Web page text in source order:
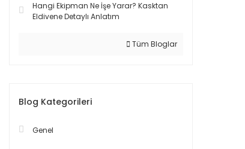
Hangi Ekipman Ne İşe Yarar? Kasktan
Eldivene Detaylı Anlatım
Tüm Bloglar
Blog Kategorileri
Genel